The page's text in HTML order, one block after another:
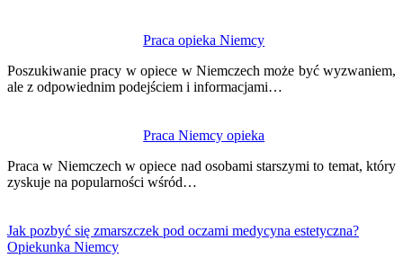
Praca opieka Niemcy
Poszukiwanie pracy w opiece w Niemczech może być wyzwaniem,
ale z odpowiednim podejściem i informacjami…
Praca Niemcy opieka
Praca w Niemczech w opiece nad osobami starszymi to temat, który
zyskuje na popularności wśród…
Jak pozbyć się zmarszczek pod oczami medycyna estetyczna?
Opiekunka Niemcy